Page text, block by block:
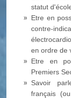
statut
Etre en
contre-
en ordre de
Etre en
Premiers
Savoir
français